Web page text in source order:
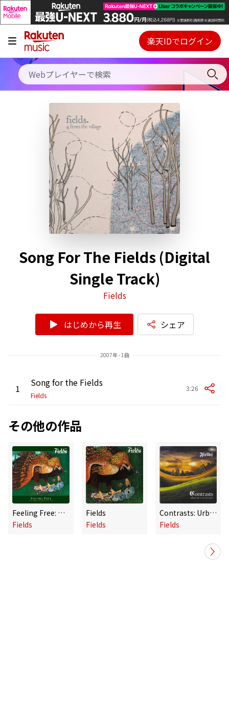
キャンペーン
料金プラン
使い方
初回30日間無料お試し
Webプレイヤー
ご契約内容の確認・変更
楽天IDでログイン
Song For The Fields (Digital
Single Track)
Fields
はじめから再生 シェア
2007年 - 1曲
1 Song for the Fields
Fields
3:26
その他の作品
Feeling Free: The Complete Recordings 1971-1973
Fields
Fields
Fields
Contrasts: Urban Roar to Country Peace
Fields